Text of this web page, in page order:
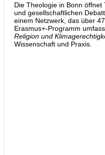
Die Theologie in Bonn
und gesellschaftlichen
einem Netzwerk, das über
Erasmus+-Programm
Religion und
Wissenschaft und Praxis.